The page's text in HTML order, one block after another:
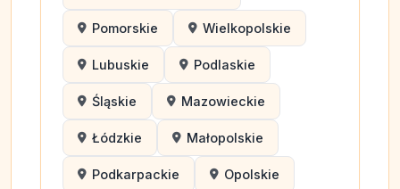
Pomorskie Wielkopolskie
Lubuskie Podlaskie
Śląskie Mazowieckie
Łódzkie Małopolskie
Podkarpackie Opolskie